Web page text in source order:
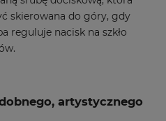
skierowana do góry, gdy
reguluje nacisk na szkło
artystycznego